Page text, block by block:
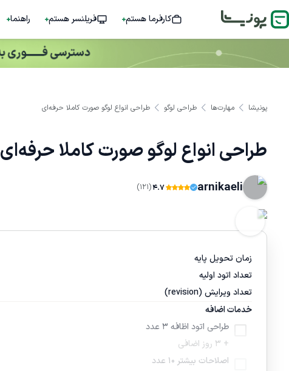
کارفرما هستم فریلنسر هستم راهنما
پونیشا مهارت‌ها طراحی لوگو طراحی انواع لوگو صورت کاملا حرفه‌ای
طراحی انواع لوگو صورت کاملا حرفه‌ای
arnikaeli
4.7
(121)
زمان تحویل پایه
تعداد اتود اولیه
تعداد ویرایش (revision)
خدمات اضافه
طراحی اتود اظافه 3 عدد
+ 3 روز اضافی
اصلاحات بیشتر 10 عدد